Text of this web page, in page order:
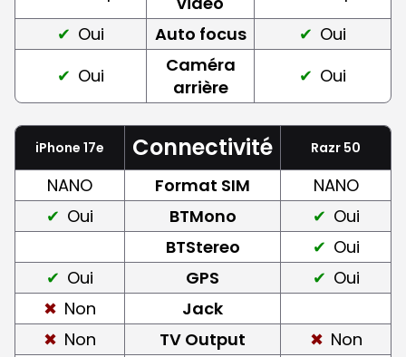
Oui
Auto focus
Oui
Oui
Caméra
arrière
Oui
iPhone 17e Connectivité Razr 50
NANO Format SIM
NANO
Oui
BTMono
Oui
BTStereo
Oui
Oui
GPS
Oui
Non
Jack
Non
TV Output
Non